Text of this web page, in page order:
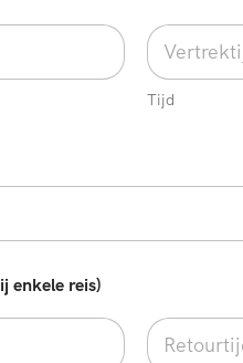
Tijd
enkele reis)